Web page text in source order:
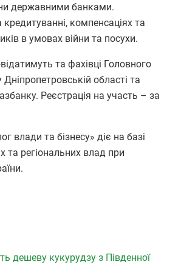
державними банками.
компенсаціях та
в умовах війни та посухи.
та фахівці Головного
області та
Реєстрація на участь – за
влади та бізнесу» діє на базі
та регіональних влад при
дешеву кукурудзу з Південної